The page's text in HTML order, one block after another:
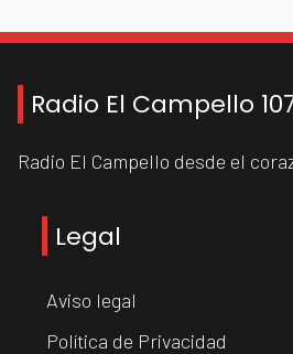
Radio El Campello
Radio El Campello desde el
Legal
Aviso legal
Política de Privacidad